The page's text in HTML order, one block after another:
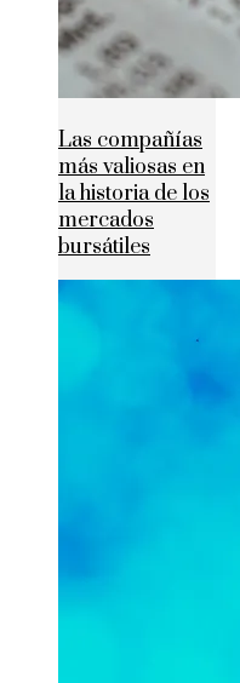
Las compañías
más valiosas en
la historia de los
mercados
bursátiles